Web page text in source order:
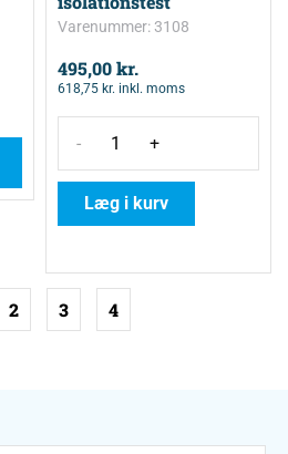
Varenummer: 3108
495,00kr.
618,75 kr. inkl. moms
- +
Læg i kurv
2 3 4